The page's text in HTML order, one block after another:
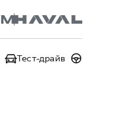
Тест-драйв